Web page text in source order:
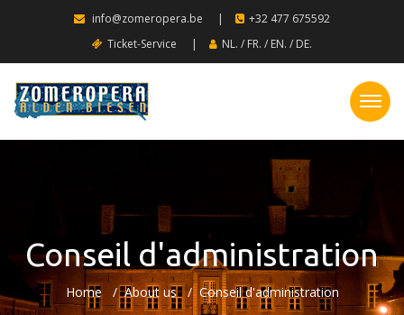
info@zomeropera.be |
+32 477 675592
Ticket-Service
| NL. / FR. / EN. / DE.
Conseil d'administration
Home About us Conseil d'administration